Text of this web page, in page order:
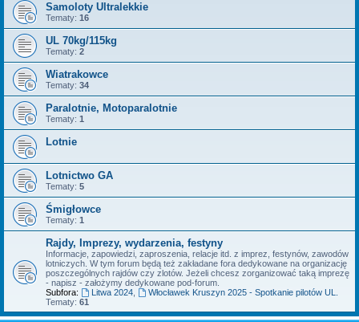
Samoloty Ultralekkie
Tematy: 16
UL 70kg/115kg
Tematy: 2
Wiatrakowce
Tematy: 34
Paralotnie, Motoparalotnie
Tematy: 1
Lotnie
Lotnictwo GA
Tematy: 5
Śmigłowce
Tematy: 1
Rajdy, Imprezy, wydarzenia, festyny
Informacje, zapowiedzi, zaproszenia, relacje itd. z imprez, festynów, zawodów
lotniczych. W tym forum będą też zakładane fora dedykowane na organizację
poszczególnych rajdów czy zlotów. Jeżeli chcesz zorganizować taką imprezę
- napisz - założymy dedykowane pod-forum.
Subfora:
Litwa 2024,
Włocławek Kruszyn 2025 - Spotkanie pilotów UL.
Tematy: 61